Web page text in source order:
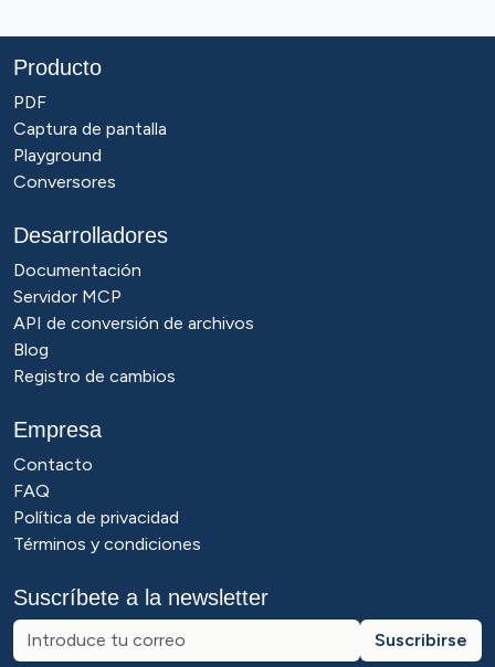
Producto
PDF
Captura de pantalla
Playground
Conversores
Desarrolladores
Documentación
Servidor MCP
API de conversión de archivos
Blog
Registro de cambios
Empresa
Contacto
FAQ
Política de privacidad
Términos y condiciones
Suscríbete a la newsletter
Suscribirse